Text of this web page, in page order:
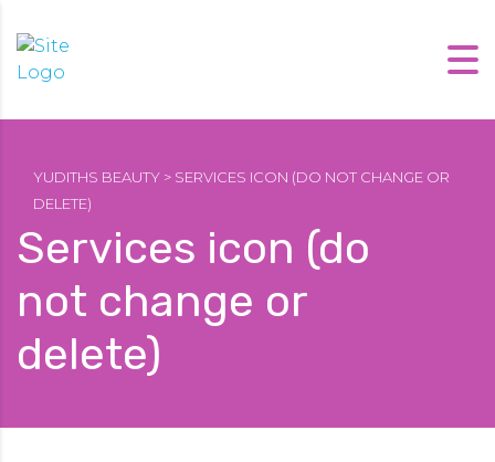
Services icon (do
not change or
delete)
YUDITHS BEAUTY > SERVICES ICON (DO NOT CHANGE OR
DELETE)